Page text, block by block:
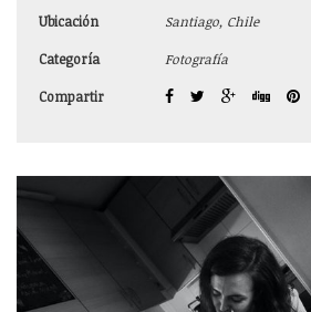
Ubicación Santiago, Chile
Categoría Fotografía
Compartir